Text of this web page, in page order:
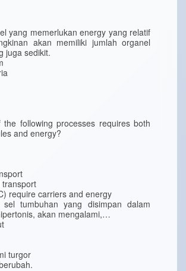
yang memerlukan energy yang relatif
akan memiliki jumlah organel
juga sedikit.
following processes requires both
and energy?
require carriers and energy
tumbuhan yang disimpan dalam
akan mengalami,…
turgor